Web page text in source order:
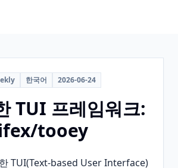
한국어 2026-06-24
TUI 프레임워크:
tooey
TUI(Text-based User Interface)